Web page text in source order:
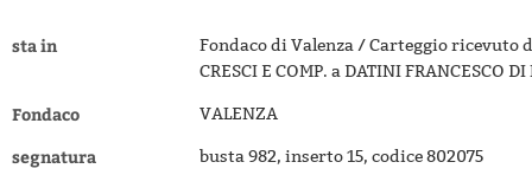
sta in
Fondaco di Valenza / Carteggio ricevuto
CRESCI E COMP. a DATINI FRANCESCO
Fondaco VALENZA
segnatura busta 982, inserto 15, codice 802075